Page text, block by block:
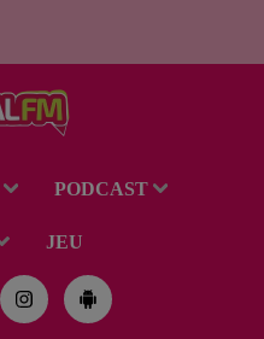
PODCAST
JEU